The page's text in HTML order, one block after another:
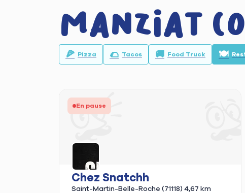
Manziat
🍕 Pizza 🌮 Tacos 🚚 Food Truck 🍽️
En pause
Chez Snatchh
Saint-Martin-Belle-Roche (71118) 4,67 km